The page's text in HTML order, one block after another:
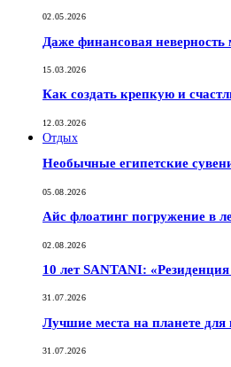
02.05.2026
Даже финансовая
15.03.2026
Как создать крепкую и
12.03.2026
Отдых
Необычные египетские
05.08.2026
Айс флоатинг погружение в
02.08.2026
10 лет SANTANI:
31.07.2026
Лучшие места на планете
31.07.2026